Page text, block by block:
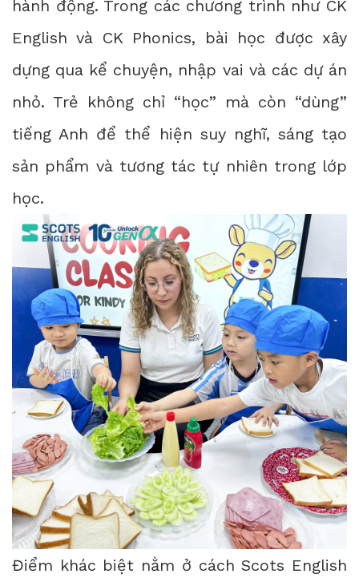
hành động. Trong các chương trình như CK
English và CK Phonics, bài học được xây
dựng qua kể chuyện, nhập vai và các dự án
nhỏ. Trẻ không chỉ “học” mà còn “dùng”
tiếng Anh để thể hiện suy nghĩ, sáng tạo
sản phẩm và tương tác tự nhiên trong lớp
học.
Điểm khác biệt nằm ở cách Scots English